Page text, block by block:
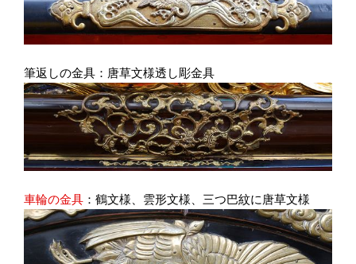
筆返しの金具：唐草文様透し彫金具
車輪の金具 ：鶴文様、雲形文様、三つ巴紋に唐草文様